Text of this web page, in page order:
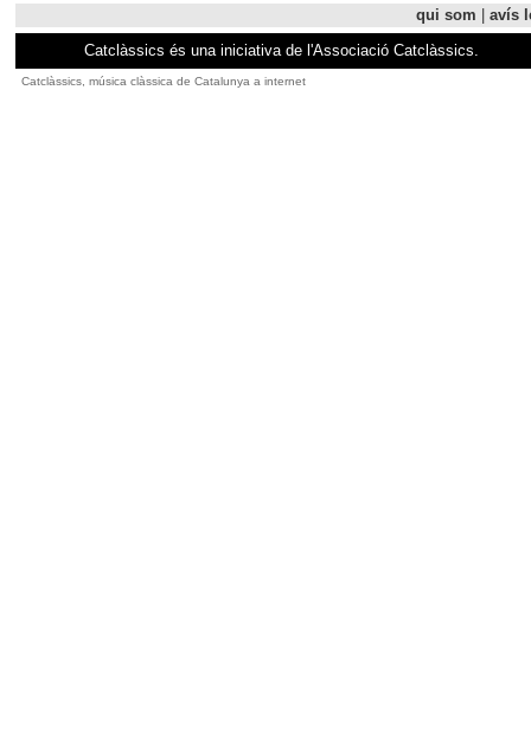
qui som
avís
Catclàssics és una iniciativa de l'Associació Catclàssics.
Catclàssics, música clàssica de Catalunya a internet